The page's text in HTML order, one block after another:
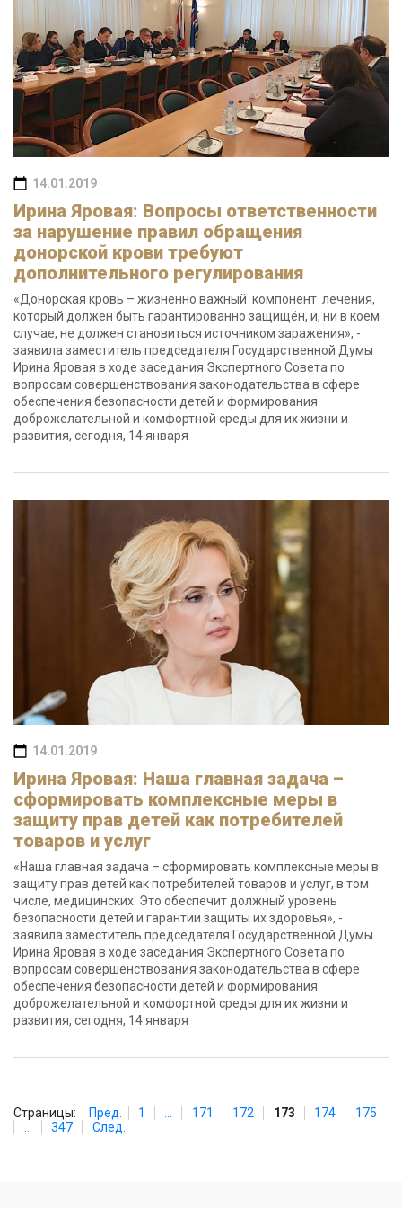
14.01.2019
Ирина Яровая: Вопросы ответственности
за нарушение правил обращения
донорской крови требуют
дополнительного регулирования
«Донорская кровь – жизненно важный компонент лечения,
который должен быть гарантированно защищён, и, ни в коем
случае, не должен становиться источником заражения», -
заявила заместитель председателя Государственной Думы
Ирина Яровая в ходе заседания Экспертного Совета по
вопросам совершенствования законодательства в сфере
обеспечения безопасности детей и формирования
доброжелательной и комфортной среды для их жизни и
развития, сегодня, 14 января
14.01.2019
Ирина Яровая: Наша главная задача –
сформировать комплексные меры в
защиту прав детей как потребителей
товаров и услуг
«Наша главная задача – сформировать комплексные меры в
защиту прав детей как потребителей товаров и услуг, в том
числе, медицинских. Это обеспечит должный уровень
безопасности детей и гарантии защиты их здоровья», -
заявила заместитель председателя Государственной Думы
Ирина Яровая в ходе заседания Экспертного Совета по
вопросам совершенствования законодательства в сфере
обеспечения безопасности детей и формирования
доброжелательной и комфортной среды для их жизни и
развития, сегодня, 14 января
Страницы: Пред. 1 171 172 173 174
175
347 След.